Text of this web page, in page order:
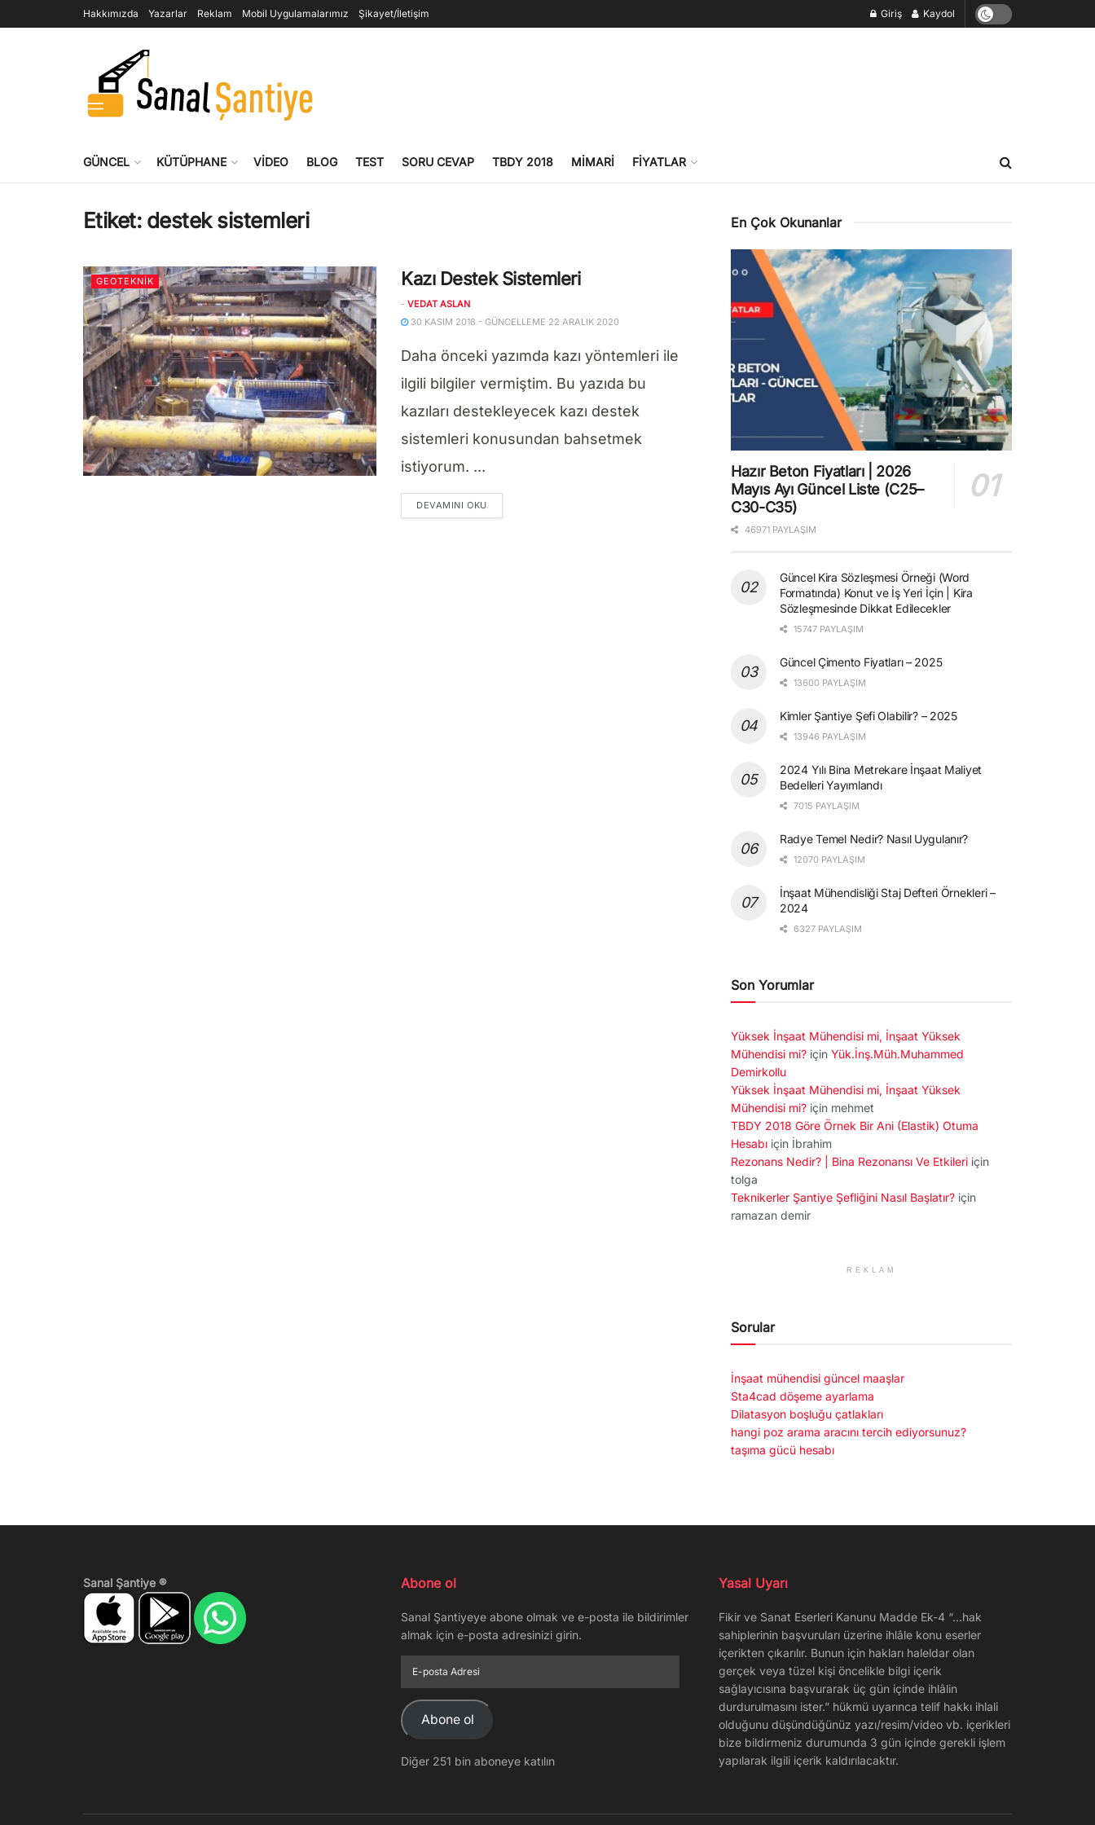
Hakkımızda Yazarlar Reklam Mobil Uygulamalarımız Şikayet/İletişim Giriş Kaydol
GÜNCEL KÜTÜPHANE VIDEO BLOG TEST SORU CEVAP TBDY 2018 MIMARI FIYATLAR
Etiket: destek sistemleri
GEOTEKNIK Kazı Destek Sistemleri
- VEDAT ASLAN
30 KASIM 2018 - GÜNCELLEME 22 ARALIK 2020
Daha önceki yazımda kazı yöntemleri ile
ilgili bilgiler vermiştim. Bu yazıda bu
kazıları destekleyecek kazı destek
sistemleri konusundan bahsetmek
istiyorum. ...
DEVAMINI OKUDETAILS
En Çok Okunanlar
Hazır Beton Fiyatları | 2026
Mayıs Ayı Güncel Liste (C25–
C30-C35)
46971 PAYLAŞIM
Güncel Kira Sözleşmesi Örneği (Word
Formatında) Konut ve İş Yeri İçin | Kira
Sözleşmesinde Dikkat Edilecekler
15747 PAYLAŞIM
Güncel Çimento Fiyatları – 2025
13600 PAYLAŞIM
Kimler Şantiye Şefi Olabilir? – 2025
13946 PAYLAŞIM
2024 Yılı Bina Metrekare İnşaat Maliyet
Bedelleri Yayımlandı
7015 PAYLAŞIM
Radye Temel Nedir? Nasıl Uygulanır?
12070 PAYLAŞIM
İnşaat Mühendisliği Staj Defteri Örnekleri –
2024
6327 PAYLAŞIM
Son Yorumlar
Yüksek İnşaat Mühendisi mi, İnşaat Yüksek
Mühendisi mi? için Yük.İnş.Müh.Muhammed
Demirkollu
Yüksek İnşaat Mühendisi mi, İnşaat Yüksek
Mühendisi mi? için mehmet
TBDY 2018 Göre Örnek Bir Ani (Elastik) Otuma
Hesabı için İbrahim
Rezonans Nedir? | Bina Rezonansı Ve Etkileri için
tolga
Teknikerler Şantiye Şefliğini Nasıl Başlatır? için
ramazan demir
REKLAM
Sorular
İnşaat mühendisi güncel maaşlar
Sta4cad döşeme ayarlama
Dilatasyon boşluğu çatlakları
hangi poz arama aracını tercih ediyorsunuz?
taşıma gücü hesabı
Sanal Şantiye ® Abone ol
Sanal Şantiyeye abone olmak ve e-posta ile bildirimler
almak için e-posta adresinizi girin.
posta
Adresi
Abone ol
Diğer 251 bin aboneye katılın
Yasal Uyarı
Fikir ve Sanat Eserleri Kanunu Madde Ek-4 “…hak
sahiplerinin başvuruları üzerine ihlâle konu eserler
içerikten çıkarılır. Bunun için hakları haleldar olan
gerçek veya tüzel kişi öncelikle bilgi içerik
sağlayıcısına başvurarak üç gün içinde ihlâlin
durdurulmasını ister.” hükmü uyarınca telif hakkı ihlali
olduğunu düşündüğünüz yazı/resim/video vb. içerikleri
bize bildirmeniz durumunda 3 gün içinde gerekli işlem
yapılarak ilgili içerik kaldırılacaktır.